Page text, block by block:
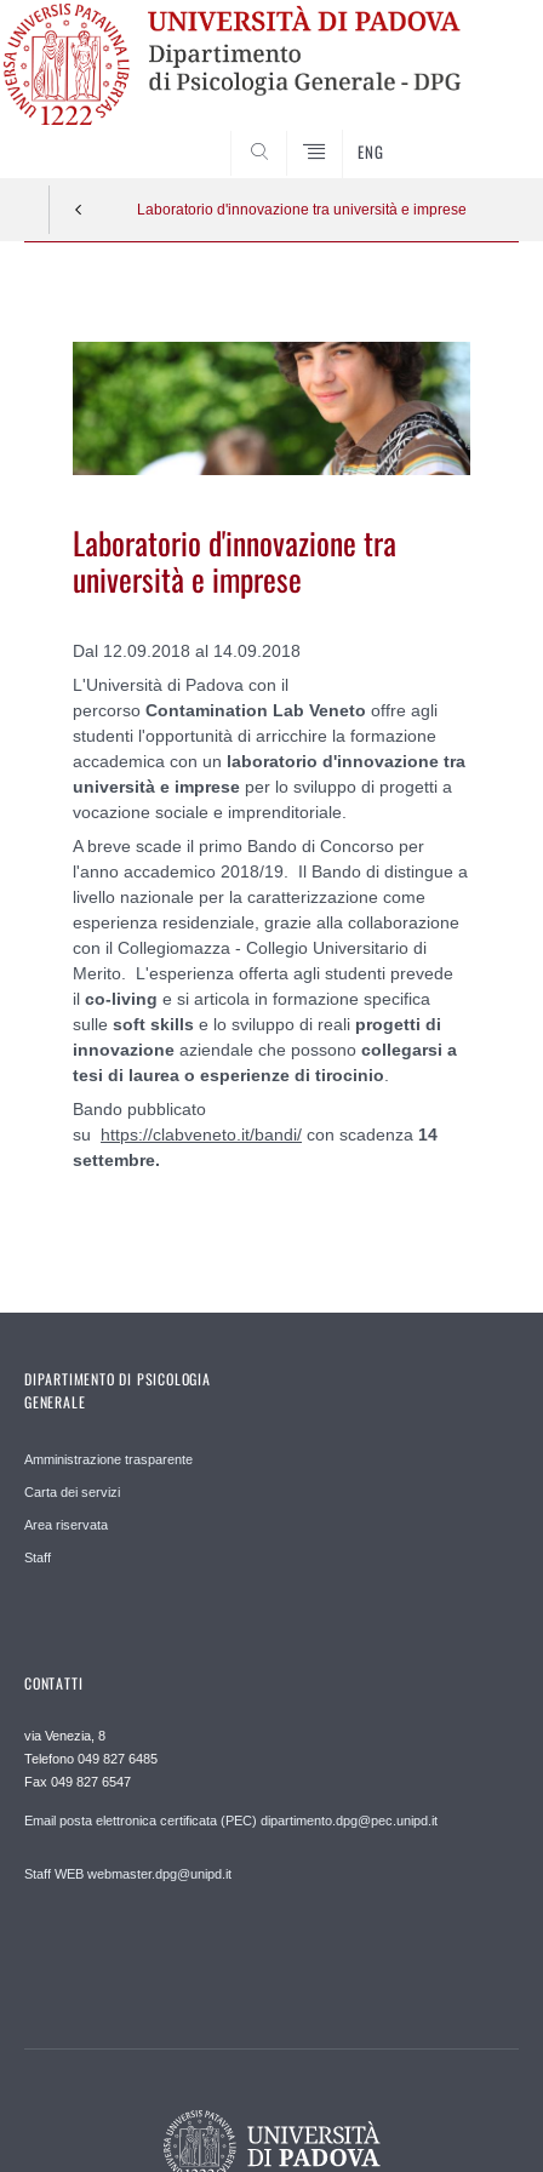
ENG
Laboratorio d'innovazione tra università e imprese
Laboratorio d'innovazione tra
università e imprese
Dal 12.09.2018 al 14.09.2018
L'Università di Padova con il
percorso Contamination Lab Veneto offre agli
studenti l'opportunità di arricchire la formazione
accademica con un laboratorio d'innovazione tra
università e imprese per lo sviluppo di progetti a
vocazione sociale e imprenditoriale.
A breve scade il primo Bando di Concorso per
l'anno accademico 2018/19. Il Bando di distingue a
livello nazionale per la caratterizzazione come
esperienza residenziale, grazie alla collaborazione
con il Collegiomazza - Collegio Universitario di
Merito. L'esperienza offerta agli studenti prevede
il co-living e si articola in formazione specifica
sulle soft skills e lo sviluppo di reali progetti di
innovazione aziendale che possono collegarsi a
tesi di laurea o esperienze di tirocinio
Bando pubblicato
su https://clabveneto.it/bandi/ con scadenza 14
settembre.
DIPARTIMENTO DI PSICOLOGIA
GENERALE
Amministrazione trasparente
Carta dei servizi
Area riservata
Staff
CONTATTI
via Venezia, 8
Telefono 049 827 6485
Fax 049 827 6547
Email posta elettronica certificata (PEC) dipartimento.dpg@pec.unipd.it
Staff WEB webmaster.dpg@unipd.it